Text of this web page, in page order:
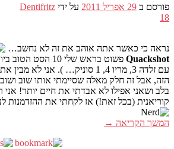
פורסם ב 29 אפריל 2011 על ידי Dentifritz
18
נראה כי כאשר אתה אוהב את זה לא נחשב…
Quackshot
פשוט בראש שלי 10
עם זלדה 3, מריו 4, 1 סוניק… ).
הזה, אבל זה חלק מאלה שסיימתי אותו שוב ושוב
בלב ושאני אפילו לא אבדתי את חיים יותר! אני
קוריאנית (בכל זאת!) אז לקחתי את ההזדמנות
המשך הקריאה →